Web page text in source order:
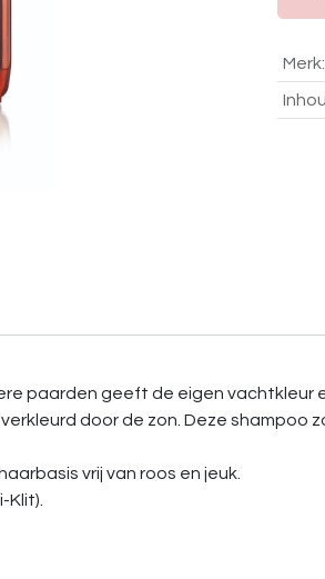
Merk:
paarden geeft de eigen vachtkleur
door de zon. Deze
vrij van roos en jeuk.